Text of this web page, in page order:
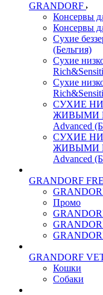
GRANDORF
Консервы
Консервы
Сухие
(Бельгия)
Сухие
Сухие
СУХИЕ
ЖИВЫМИ
Advanced
СУХИЕ
ЖИВЫМИ
Advanced
GRANDORF
Промо
GRANDORF
Кошки
Собаки